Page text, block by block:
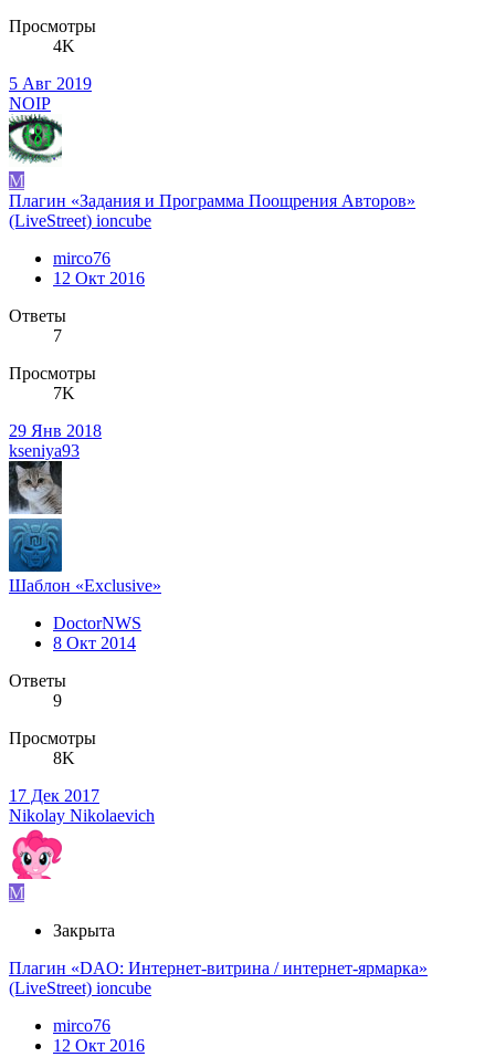
Просмотры
4K
5 Авг 2019
NOIP
M
Плагин «Задания и Программа Поощрения Авторов»
(LiveStreet) ioncube
mirco76
12 Окт 2016
Ответы
7
Просмотры
7K
29 Янв 2018
kseniya93
Шаблон «Exclusive»
DoctorNWS
8 Окт 2014
Ответы
9
Просмотры
8K
17 Дек 2017
Nikolay Nikolaevich
M
Закрыта
Плагин «DAO: Интернет-витрина / интернет-ярмарка»
(LiveStreet) ioncube
mirco76
12 Окт 2016